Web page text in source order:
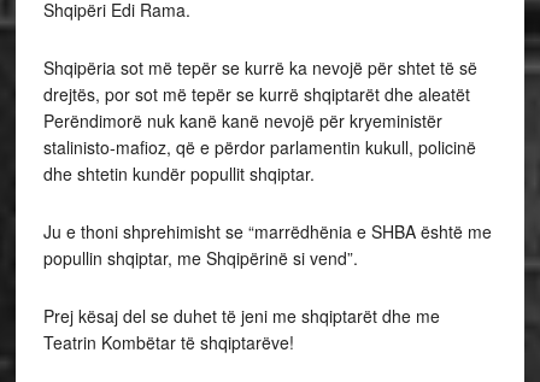
Shqipëri Edi Rama.
Shqipëria sot më tepër se kurrë ka nevojë për shtet të së
drejtës, por sot më tepër se kurrë shqiptarët dhe aleatët
Perëndimorë nuk kanë kanë nevojë për kryeministër
stalinisto-mafioz, që e përdor parlamentin kukull, policinë
dhe shtetin kundër popullit shqiptar.
Ju e thoni shprehimisht se “marrëdhënia e SHBA është me
popullin shqiptar, me Shqipërinë si vend”.
Prej kësaj del se duhet të jeni me shqiptarët dhe me
Teatrin Kombëtar të shqiptarëve!